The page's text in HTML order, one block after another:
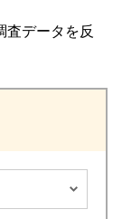
査データを反